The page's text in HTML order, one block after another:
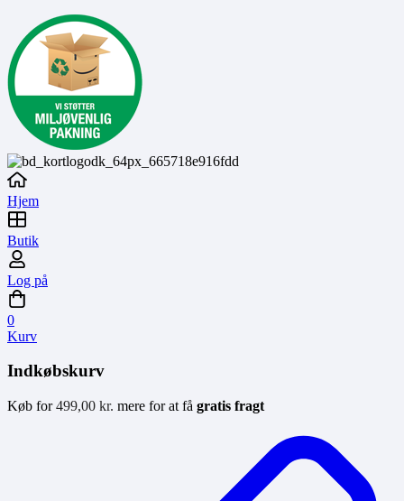
Hjem
Butik
Log på
0
Kurv
Indkøbskurv
Køb for499,00 kr. mere for at få gratis fragt